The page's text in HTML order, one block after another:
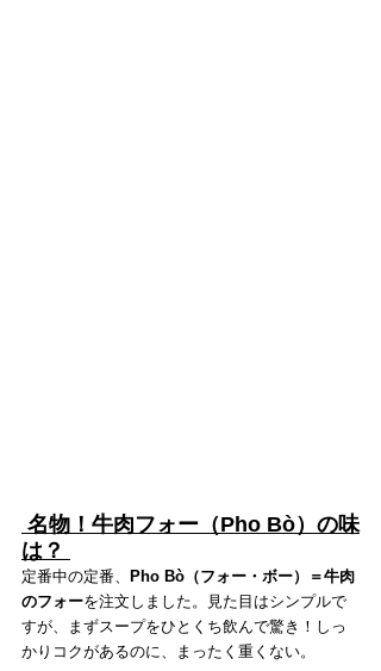
は？
定番中の定番、
Pho Bò（フォー・ボー）＝牛肉
のフォーを注文しました。見た目はシンプルで
すが、まずスープをひとくち飲んで驚き！しっ
かりコクがあるのに、まったく重くない。